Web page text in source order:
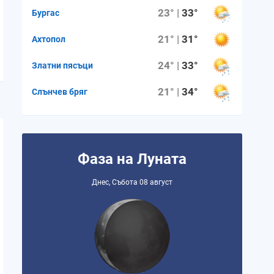
Бургас 23° |33°
Ахтопол 21° |31°
Златни пясъци 24° |33°
Слънчев бряг 21° |34°
Фаза на Луната
Днес, Събота 08 август